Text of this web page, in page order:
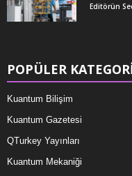
Editörün
POPÜLER
Kuantum Bilişim
Kuantum Gazetesi
QTurkey Yayınları
Kuantum Mekaniği